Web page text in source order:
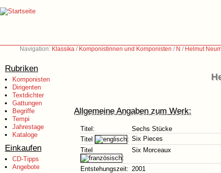
Navigation: Klassika / Komponistinnen und Komponisten / N / Helmut
Rubriken
Komponisten
Dirigenten
Textdichter
Gattungen
Begriffe
Tempi
Jahrestage
Kataloge
Einkaufen
CD-Tipps
Angebote
Allgemeine Angaben zum Werk:
Titel:
Sechs Stücke
Titel
: Six Pieces
Titel
:
Six Morceaux
Entstehungszeit: 2001